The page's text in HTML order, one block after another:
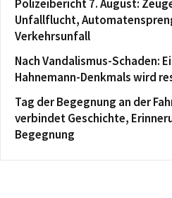
Polizeibericht 7. August:
Unfallflucht,
Verkehrsunfall
Nach Vandalismus-Schaden:
Hahnemann-Denkmals wird
Tag der Begegnung an der
verbindet Geschichte,
Begegnung